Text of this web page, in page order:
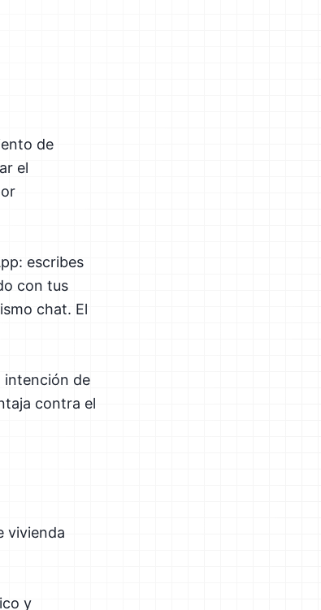
de
el
escribes
con tus
chat. El
intención de
contra el
vivienda
y